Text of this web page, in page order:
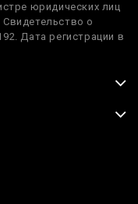
юридических лиц
о
Дата регистрации в